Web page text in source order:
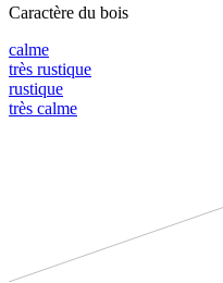
Caractère du bois
calme
très rustique
rustique
très calme